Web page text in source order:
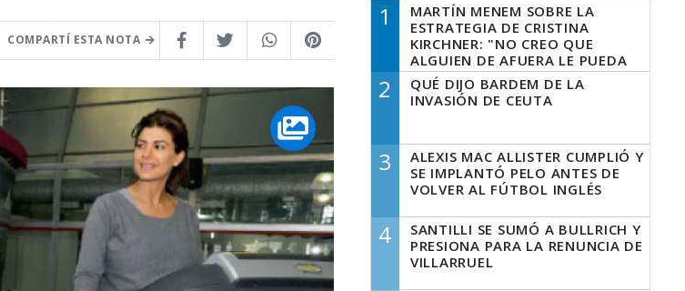
COMPARTÍ ESTA NOTA
1
MARTÍN MENEM SOBRE LA
ESTRATEGIA DE CRISTINA
KIRCHNER: "NO CREO QUE
ALGUIEN DE AFUERA LE PUEDA
DECIR A LA JUSTICIA LO QUE
TIENE QUE HACER"
2
QUÉ DIJO BARDEM DE LA
INVASIÓN DE CEUTA
3
ALEXIS MAC ALLISTER CUMPLIÓ Y
SE IMPLANTÓ PELO ANTES DE
VOLVER AL FÚTBOL INGLÉS
4
SANTILLI SE SUMÓ A BULLRICH Y
PRESIONA PARA LA RENUNCIA DE
VILLARRUEL